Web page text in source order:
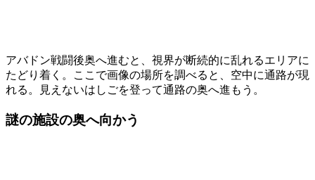
アバドン戦闘後奥へ進むと、視界が断続的に乱れるエリアに
たどり着く。ここで画像の場所を調べると、空中に通路が現
れる。見えないはしごを登って通路の奥へ進もう。
謎の施設の奥へ向かう